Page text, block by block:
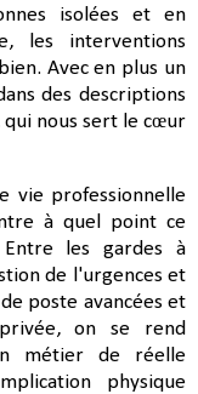
isolées et en
les interventions
Avec en plus un
des descriptions
nous sert le cœur
vie professionnelle
à quel point ce
les gardes à
de l'urgences et
poste avancées et
on se rend
métier de réelle
physique